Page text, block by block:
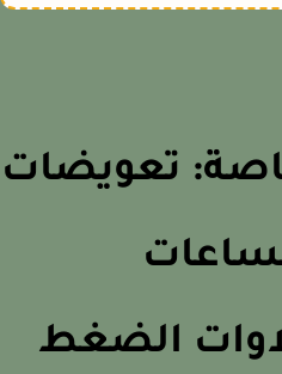
تعويضات
الضغط